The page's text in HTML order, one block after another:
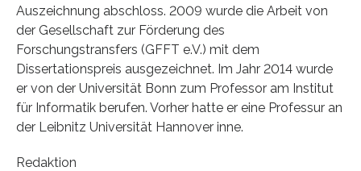
Auszeichnung abschloss. 2009 wurde die Arbeit von
der Gesellschaft zur Förderung des
Forschungstransfers (GFFT e.V.) mit dem
Dissertationspreis ausgezeichnet. Im Jahr 2014 wurde
er von der Universität Bonn zum Professor am Institut
für Informatik berufen. Vorher hatte er eine Professur an
der Leibnitz Universität Hannover inne.
Redaktion